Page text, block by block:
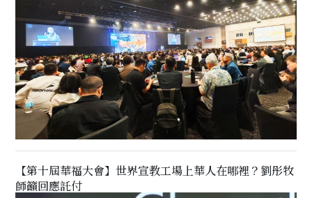
【第十屆華福大會】世界宣教工場上華人在哪裡？劉彤牧
師籲回應託付